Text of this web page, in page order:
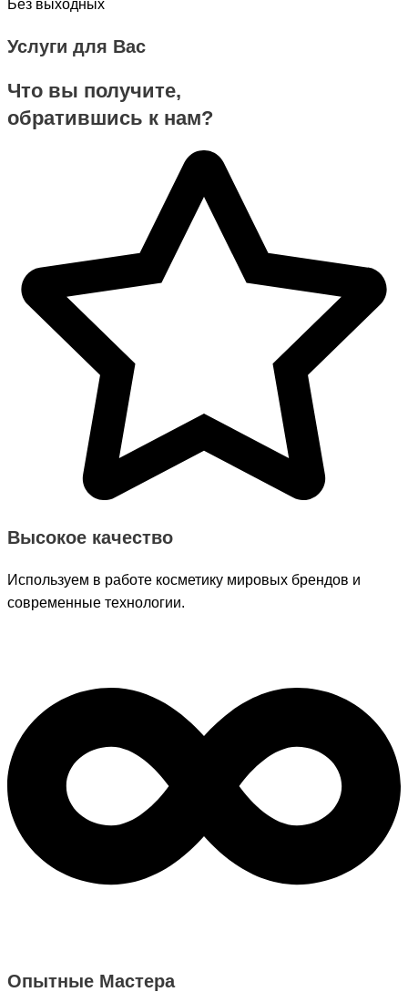
Без выходных
Услуги для Вас
Что вы получите,
обратившись к нам?
Высокое качество
Используем в работе косметику мировых брендов и
современные технологии.
Опытные Мастера